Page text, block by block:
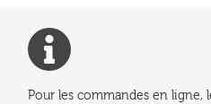
Pour les commandes en ligne,